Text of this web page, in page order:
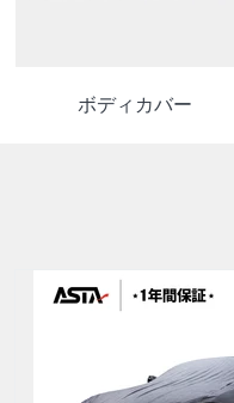
ボディカバー